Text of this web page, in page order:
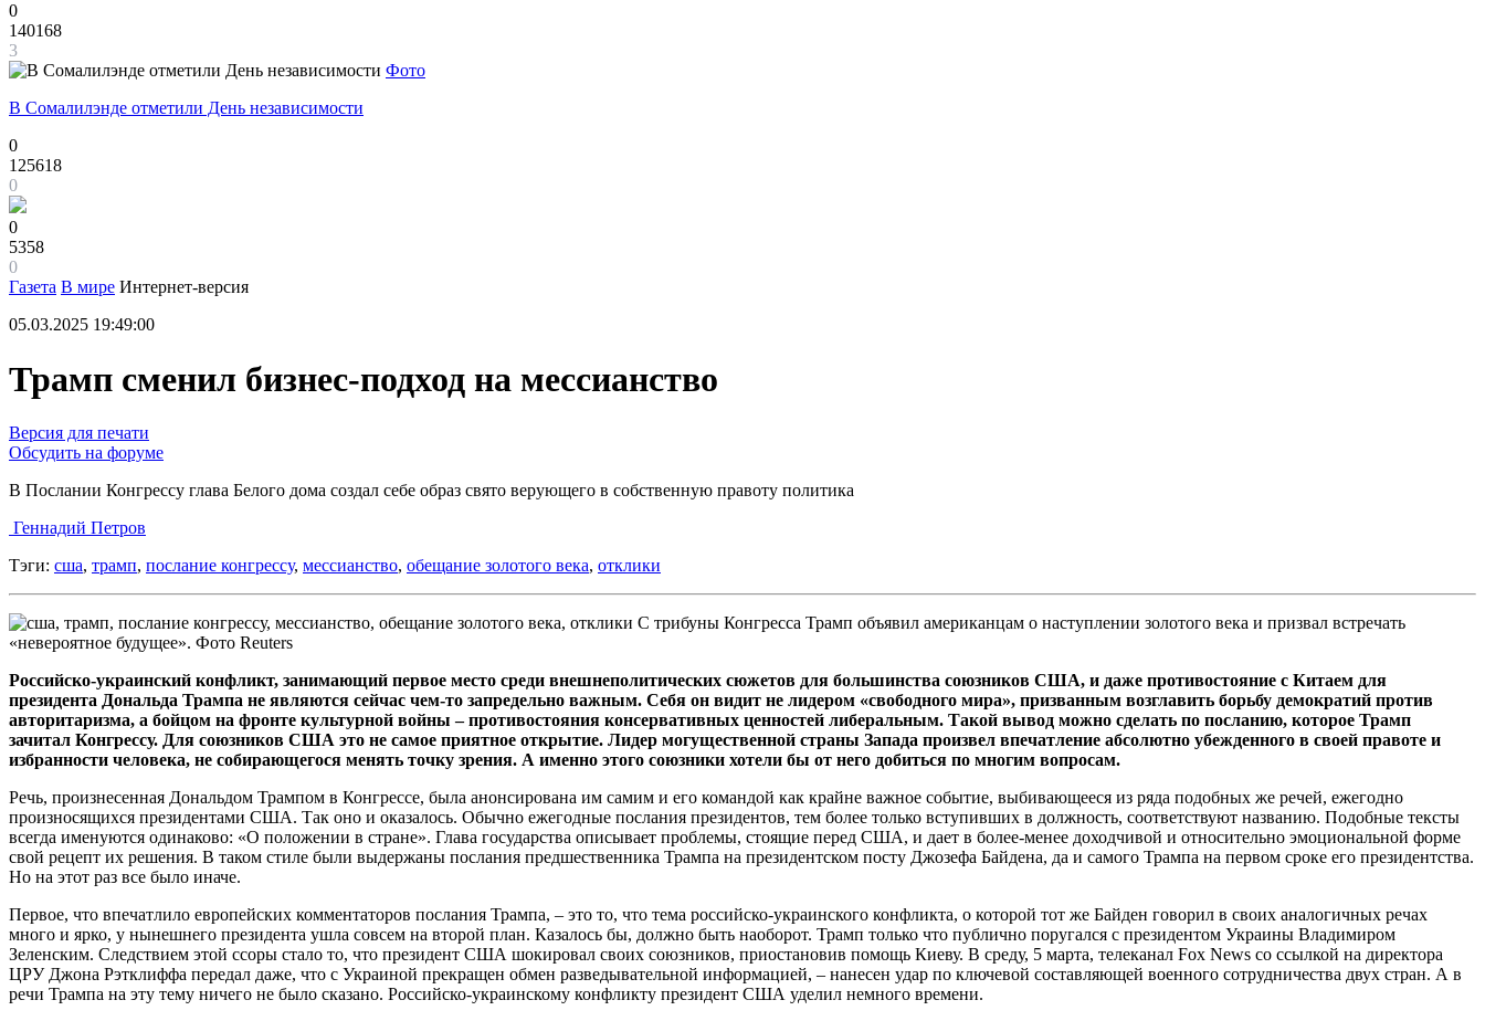
0
140168
3
Фото
В Сомалилэнде отметили День независимости
0
125618
0
0
5358
0
Газета В мире Интернет-версия
05.03.2025 19:49:00
Трамп сменил бизнес-подход на мессианство
Версия для печати
Обсудить на форуме
В Послании Конгрессу глава Белого дома создал себе образ свято верующего в собственную правоту политика
Геннадий Петров
Тэги: сша, трамп, послание конгрессу, мессианство, обещание золотого века, отклики
С трибуны Конгресса Трамп объявил американцам о наступлении золотого века и призвал встречать
«невероятное будущее». Фото Reuters
Российско-украинский конфликт, занимающий первое место среди внешнеполитических сюжетов для большинства союзников США, и даже противостояние с Китаем для
президента Дональда Трампа не являются сейчас чем-то запредельно важным. Себя он видит не лидером «свободного мира», призванным возглавить борьбу демократий против
авторитаризма, а бойцом на фронте культурной войны – противостояния консервативных ценностей либеральным. Такой вывод можно сделать по посланию, которое Трамп
зачитал Конгрессу. Для союзников США это не самое приятное открытие. Лидер могущественной страны Запада произвел впечатление абсолютно убежденного в своей правоте и
избранности человека, не собирающегося менять точку зрения. А именно этого союзники хотели бы от него добиться по многим вопросам.
Речь, произнесенная Дональдом Трампом в Конгрессе, была анонсирована им самим и его командой как крайне важное событие, выбивающееся из ряда подобных же речей, ежегодно
произносящихся президентами США. Так оно и оказалось. Обычно ежегодные послания президентов, тем более только вступивших в должность, соответствуют названию. Подобные тексты
всегда именуются одинаково: «О положении в стране». Глава государства описывает проблемы, стоящие перед США, и дает в более-менее доходчивой и относительно эмоциональной форме
свой рецепт их решения. В таком стиле были выдержаны послания предшественника Трампа на президентском посту Джозефа Байдена, да и самого Трампа на первом сроке его президентства.
Но на этот раз все было иначе.
Первое, что впечатлило европейских комментаторов послания Трампа, – это то, что тема российско-украинского конфликта, о которой тот же Байден говорил в своих аналогичных речах
много и ярко, у нынешнего президента ушла совсем на второй план. Казалось бы, должно быть наоборот. Трамп только что публично поругался с президентом Украины Владимиром
Зеленским. Следствием этой ссоры стало то, что президент США шокировал своих союзников, приостановив помощь Киеву. В среду, 5 марта, телеканал Fox News со ссылкой на директора
ЦРУ Джона Рэтклиффа передал даже, что с Украиной прекращен обмен разведывательной информацией, – нанесен удар по ключевой составляющей военного сотрудничества двух стран. А в
речи Трампа на эту тему ничего не было сказано. Российско-украинскому конфликту президент США уделил немного времени.